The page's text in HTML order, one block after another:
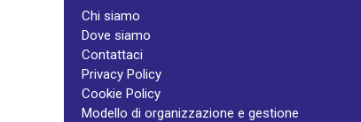
Chi siamo
Dove siamo
Contattaci
Privacy Policy
Cookie Policy
Modello di organizzazione e gestione